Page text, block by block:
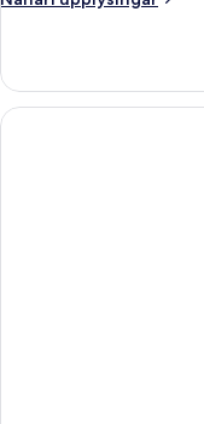
svalir
fyrir
þrjá
-